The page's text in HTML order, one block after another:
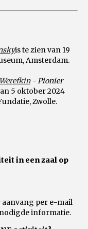
is te zien van 19
Amsterdam.
- Pionier
5 oktober 2024
Zwolle.
in een zaal op
per e-mail
informatie.